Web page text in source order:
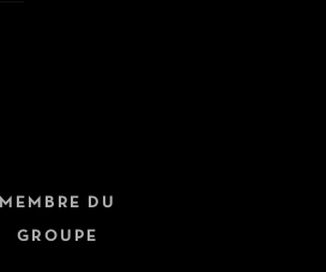
MEMBRE DU
GROUPE